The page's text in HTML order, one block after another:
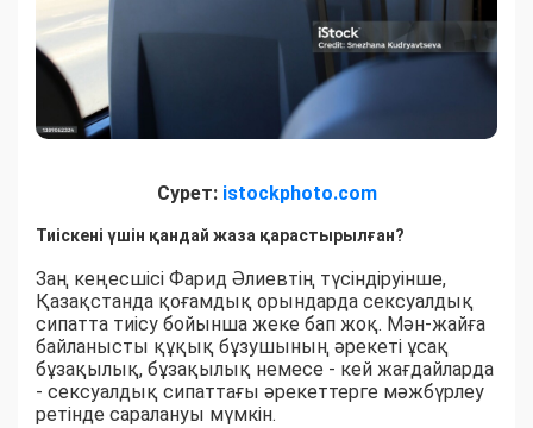
Сурет: istockphoto.com
Тиіскені үшін қандай жаза қарастырылған?
Заң кеңесшісі Фарид Әлиевтің түсіндіруінше,
Қазақстанда қоғамдық орындарда сексуалдық
сипатта тиісу бойынша жеке бап жоқ. Мән-жайға
байланысты құқық бұзушының әрекеті ұсақ
бұзақылық, бұзақылық немесе - кей жағдайларда
- сексуалдық сипаттағы әрекеттерге мәжбүрлеу
ретінде саралануы мүмкін.